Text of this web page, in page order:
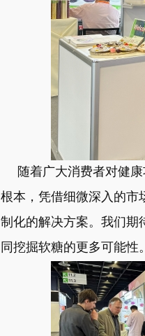
随着广大消费者对健康
根本，凭借细微深入的市
制化的解决方案。我们期
同挖掘软糖的更多可能性。